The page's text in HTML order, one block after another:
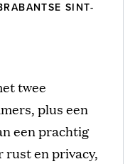
SINT-
twee
plus een
een prachtig
en privacy,